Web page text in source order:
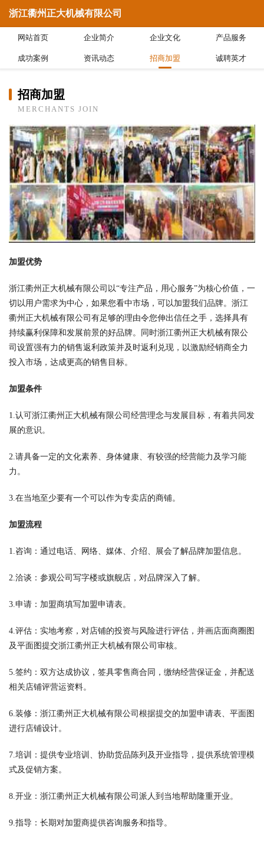
浙江衢州正大机械有限公司
网站首页 企业简介 企业文化 产品服务
成功案例 资讯动态 招商加盟 诚聘英才
招商加盟
MERCHANTS JOIN
加盟优势
浙江衢州正大机械有限公司以“专注产品，用心服务”为核心价值，一
切以用户需求为中心，如果您看中市场，可以加盟我们品牌。浙江
衢州正大机械有限公司有足够的理由令您伸出信任之手，选择具有
持续赢利保障和发展前景的好品牌。同时浙江衢州正大机械有限公
司设置强有力的销售返利政策并及时返利兑现，以激励经销商全力
投入市场，达成更高的销售目标。
加盟条件
1.认可浙江衢州正大机械有限公司经营理念与发展目标，有着共同发
展的意识。
2.请具备一定的文化素养、身体健康、有较强的经营能力及学习能
力。
3.在当地至少要有一个可以作为专卖店的商铺。
加盟流程
1.咨询：通过电话、网络、媒体、介绍、展会了解品牌加盟信息。
2.洽谈：参观公司写字楼或旗舰店，对品牌深入了解。
3.申请：加盟商填写加盟申请表。
4.评估：实地考察，对店铺的投资与风险进行评估，并画店面商圈图
及平面图提交浙江衢州正大机械有限公司审核。
5.签约：双方达成协议，签具零售商合同，缴纳经营保证金，并配送
相关店铺评营运资料。
6.装修：浙江衢州正大机械有限公司根据提交的加盟申请表、平面图
进行店铺设计。
7.培训：提供专业培训、协助货品陈列及开业指导，提供系统管理模
式及促销方案。
8.开业：浙江衢州正大机械有限公司派人到当地帮助隆重开业。
9.指导：长期对加盟商提供咨询服务和指导。